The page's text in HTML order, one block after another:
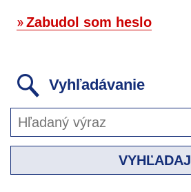
Zabudol som heslo
Vyhľadávanie
VYHĽADAJ